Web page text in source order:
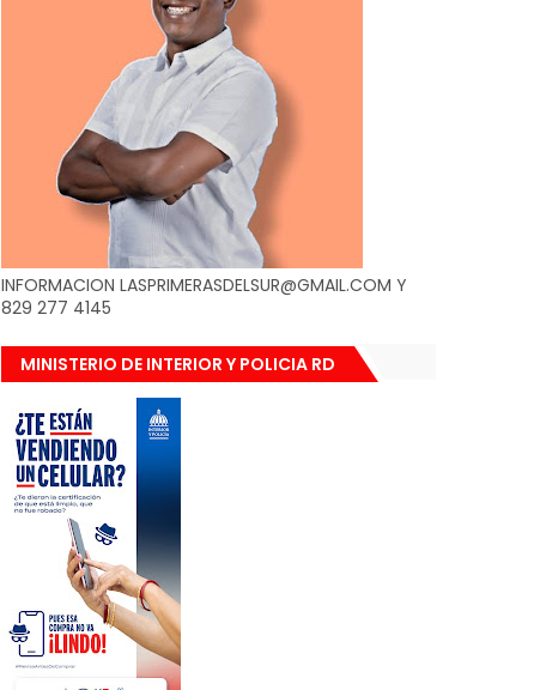
INFORMACION LASPRIMERASDELSUR@GMAIL.COM Y
829 277 4145
MINISTERIO DE INTERIOR Y POLICIA RD